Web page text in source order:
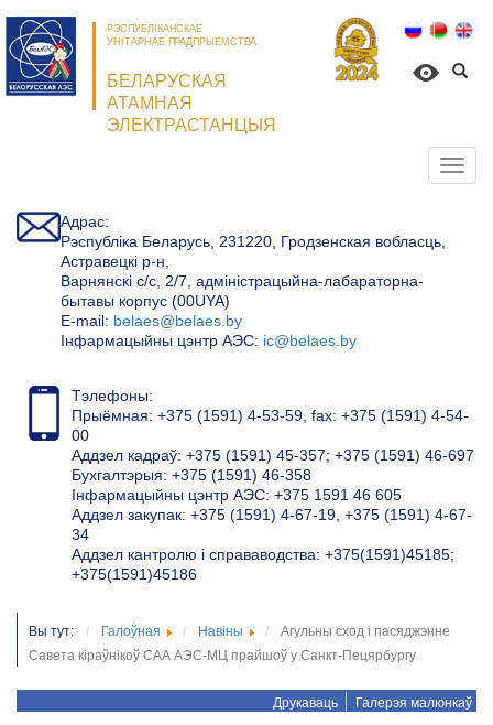
РЭСПУБЛІКАНСКАЕ
УНІТАРНАЕ ПРАДПРЫЕМСТВА
БЕЛАРУСКАЯ
АТАМНАЯ
ЭЛЕКТРАСТАНЦЫЯ
Адрас:
Рэспубліка Беларусь, 231220, Гродзенская вобласць,
Астравецкі р-н,
Варнянскі с/с, 2/7, адміністрацыйна-лабараторна-
бытавы корпус (00UYA)
Е-mail: belaes@belaes.by
Інфармацыйны цэнтр АЭС: ic@belaes.by
Тэлефоны:
Прыёмная: +375 (1591) 4-53-59, fax: +375 (1591) 4-54-
00
Аддзел кадраў: +375 (1591) 45-357; +375 (1591) 46-697
Бухгалтэрыя: +375 (1591) 46-358
Інфармацыйны цэнтр АЭС: +375 1591 46 605
Аддзел закупак: +375 (1591) 4-67-19, +375 (1591) 4-67-
34
Аддзел кантролю і справаводства: +375(1591)45185;
+375(1591)45186
Вы тут: Галоўная Навіны
Агульны сход і пасяджэнне
Савета кіраўнікоў САА АЭС-МЦ прайшоў у Санкт-Пецярбургу
Друкаваць Галерэя малюнкаў